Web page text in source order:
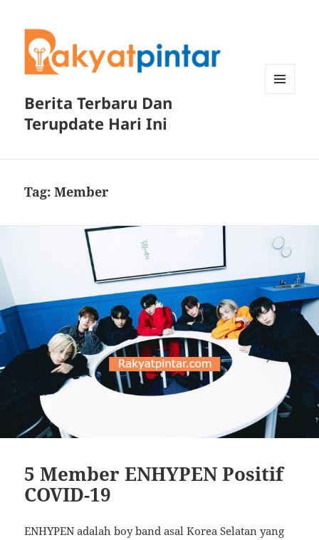
Berita Terbaru Dan
Terupdate Hari Ini
Tag:Member
5 Member ENHYPEN Positif
COVID-19
ENHYPEN adalah boy band asal Korea Selatan yang